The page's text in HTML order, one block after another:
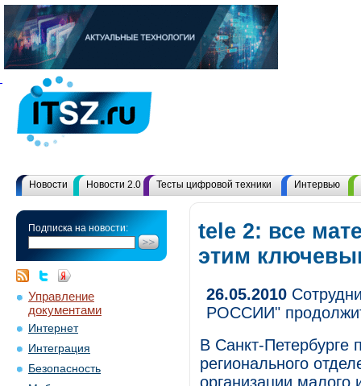
Новости Новости 2.0 Тесты цифровой техники Интервью
Подписка на новости:
Управление
документами
Интернет
Интеграция
Безопасность
tele 2: все
этим
26.05.2010
РОССИИ"
В Санкт-Петербурге
регионального
организации